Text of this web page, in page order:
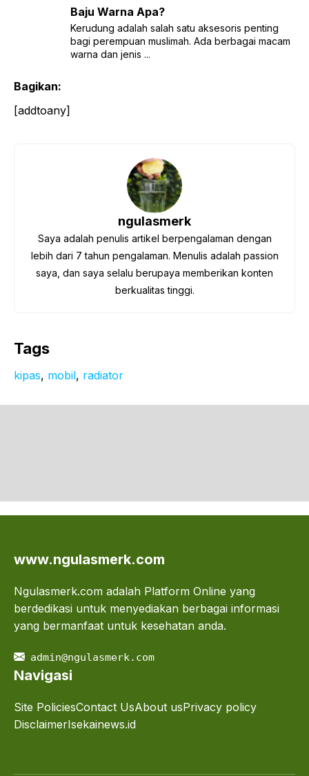
Baju Warna Apa?
Kerudung adalah salah satu aksesoris penting
bagi perempuan muslimah. Ada berbagai macam
warna dan jenis ...
Bagikan:
[addtoany]
ngulasmerk
Saya adalah penulis artikel berpengalaman dengan
lebih dari 7 tahun pengalaman. Menulis adalah passion
saya, dan saya selalu berupaya memberikan konten
berkualitas tinggi.
Tags
kipas, mobil, radiator
www.ngulasmerk.com
Ngulasmerk.com adalah Platform Online yang
berdedikasi untuk menyediakan berbagai informasi
yang bermanfaat untuk kesehatan anda.
admin@ngulasmerk.com
Navigasi
Site PoliciesContact UsAbout usPrivacy policy
DisclaimerIsekainews.id